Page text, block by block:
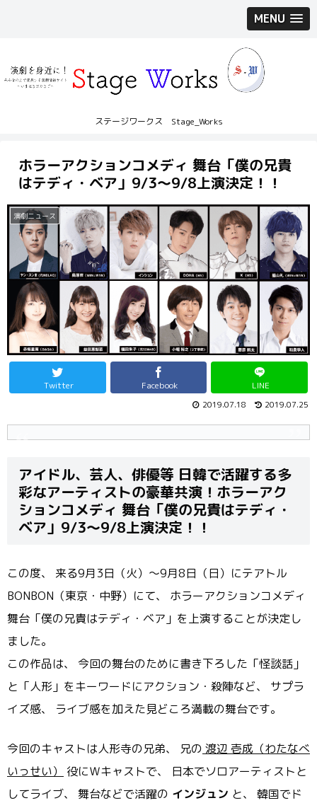
MENU
ステージワークス Stage_Works
ホラーアクションコメディ 舞台「僕の兄貴
はテディ・ベア」9/3～9/8上演決定！！
演劇ニュース
Twitter Facebook LINE
2019.07.18 2019.07.25
アイドル、芸人、俳優等 日韓で活躍する多
彩なアーティストの豪華共演！ ホラーアク
ションコメディ 舞台「僕の兄貴はテディ・
ベア」9/3～9/8上演決定！！
この度、 来る9月3日（火）～9月8日（日）にテアトル
BONBON（東京・中野）にて、 ホラーアクションコメディ
舞台「僕の兄貴はテディ・ベア」 を上演することが決定し
ました。
この作品は、 今回の舞台のために書き下ろした「怪談話」
と「人形」 をキーワードにアクション・殺陣など、 サプラ
イズ感、 ライブ感を加えた見どころ満載の舞台です。
今回のキャストは人形寺の兄弟、 兄の 渡辺 壱成（わたなべ
いっせい）
役にＷキャストで、 日本でソロアーティストと
してライブ、 舞台などで活躍の インジュン と、 韓国でド